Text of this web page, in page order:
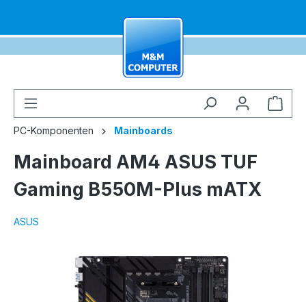
PC-Komponenten Mainboards
Mainboard AM4 ASUS TUF
Gaming B550M-Plus mATX
ASUS
Bildergalerie überspringen